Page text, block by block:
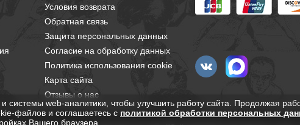
Условия возврата
Обратная связь
Защита персональных данных
Согласие на обработку данных
Политика использования cookie
Карта сайта
Отзывы о нас
и системы web-аналитики, чтобы улучшить работу сайта. Продолжая
файлов и соглашаетесь с политикой обработки персональных
Вашего браузера.